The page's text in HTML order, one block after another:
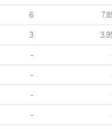
6
3
-
-
-
-